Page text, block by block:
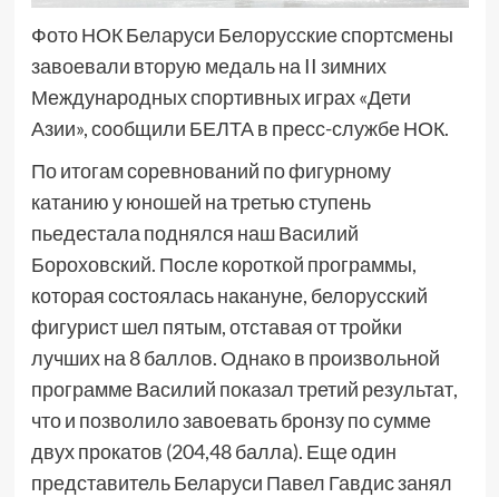
Фото НОК Беларуси Белорусские спортсмены
завоевали вторую медаль на II зимних
Международных спортивных играх «Дети
Азии», сообщили БЕЛТА в пресс-службе НОК.
По итогам соревнований по фигурному
катанию у юношей на третью ступень
пьедестала поднялся наш Василий
Бороховский. После короткой программы,
которая состоялась накануне, белорусский
фигурист шел пятым, отставая от тройки
лучших на 8 баллов. Однако в произвольной
программе Василий показал третий результат,
что и позволило завоевать бронзу по сумме
двух прокатов (204,48 балла). Еще один
представитель Беларуси Павел Гавдис занял